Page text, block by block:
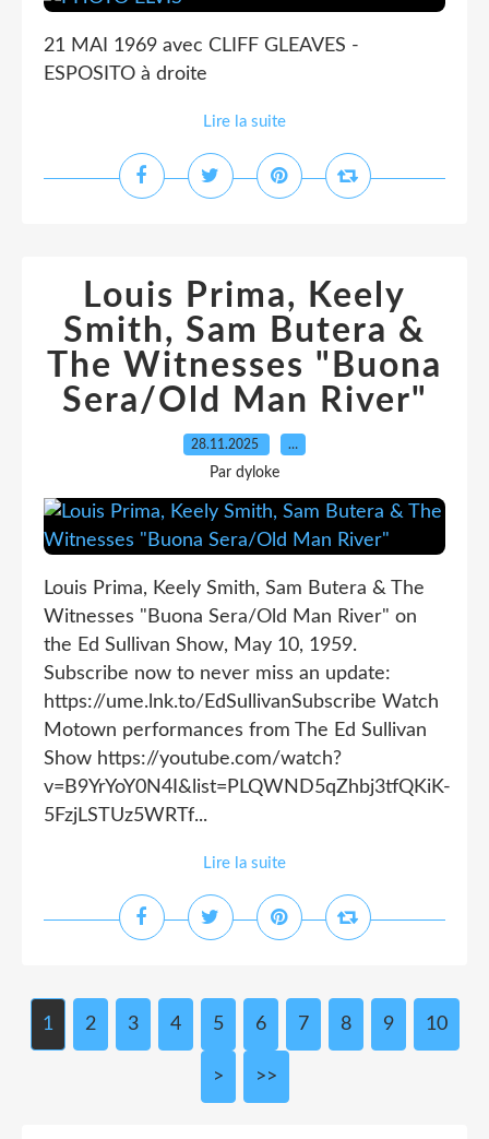
21 MAI 1969 avec CLIFF GLEAVES -
ESPOSITO à droite
Lire la suite
Louis Prima, Keely
Smith, Sam Butera &
The Witnesses "Buona
Sera/Old Man River"
28.11.2025 …
Par dyloke
Louis Prima, Keely Smith, Sam Butera & The
Witnesses "Buona Sera/Old Man River" on
the Ed Sullivan Show, May 10, 1959.
Subscribe now to never miss an update:
https://ume.lnk.to/EdSullivanSubscribe Watch
Motown performances from The Ed Sullivan
Show https://youtube.com/watch?
v=B9YrYoY0N4I&list=PLQWND5qZhbj3tfQKiK-
5FzjLSTUz5WRTf...
Lire la suite
1 2 3 4 5 6 7 8 9 10
> >>